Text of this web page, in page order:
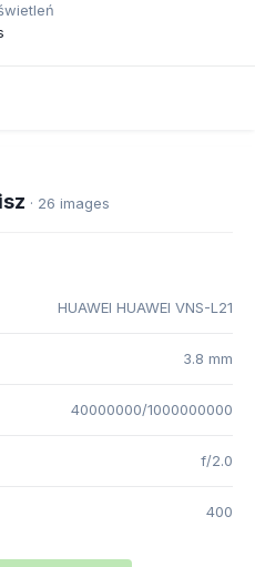
· 26 images
HUAWEI HUAWEI VNS-L21
3.8 mm
40000000/1000000000
f/2.0
400